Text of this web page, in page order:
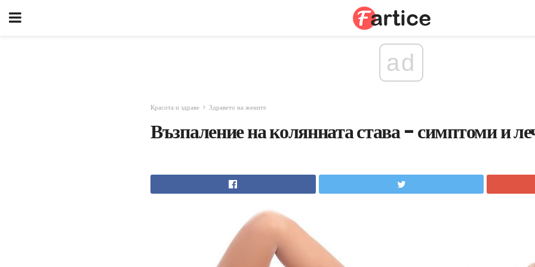
ad
Красота и здраве Здравето на жените
Възпаление на колянната става - симптоми и